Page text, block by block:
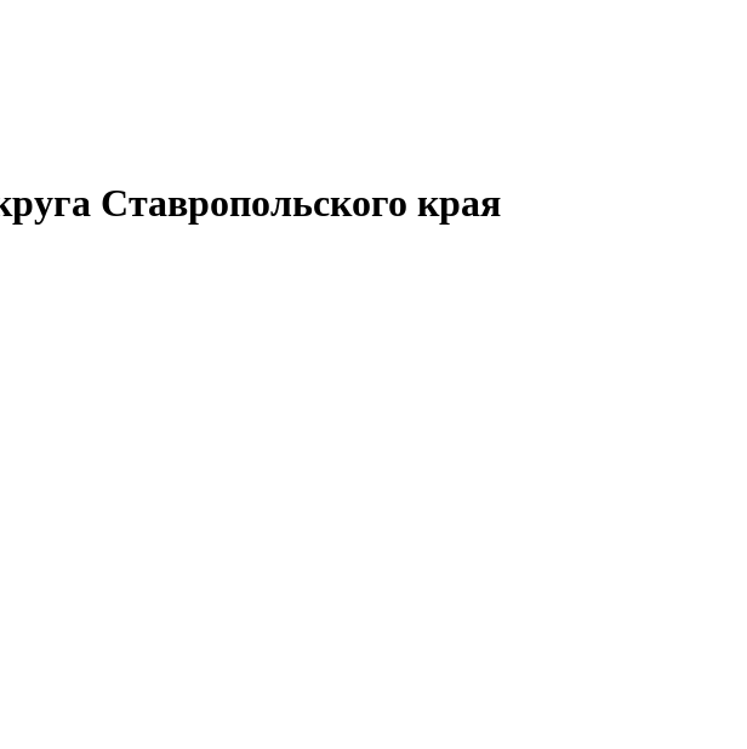
Ставропольского края